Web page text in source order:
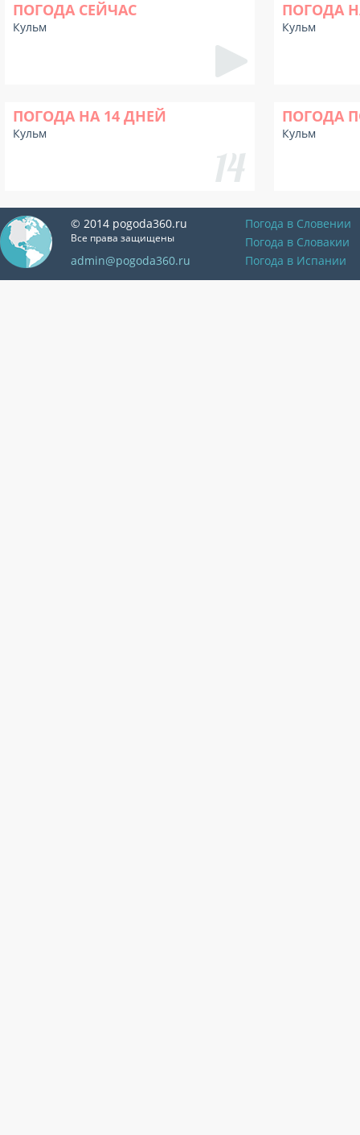
ПОГОДА СЕЙЧАС
Кульм
ПОГОДА
Кульм
ПОГОДА НА 14 ДНЕЙ
Кульм
ПОГОДА
Кульм
© 2014 pogoda360.ru
Все права защищены
admin@pogoda360.ru
Погода в Словении
Погода в Словакии
Погода в Испании